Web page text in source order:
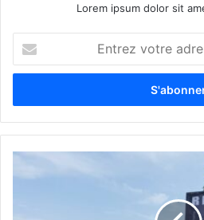
Lorem ipsum dolor sit
votre
adresse
Centrafrique
: